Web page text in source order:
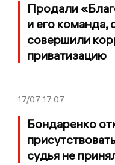
Продали
и его
совершили
приватизацию
17/07 17:07
Бондаренко
судья не